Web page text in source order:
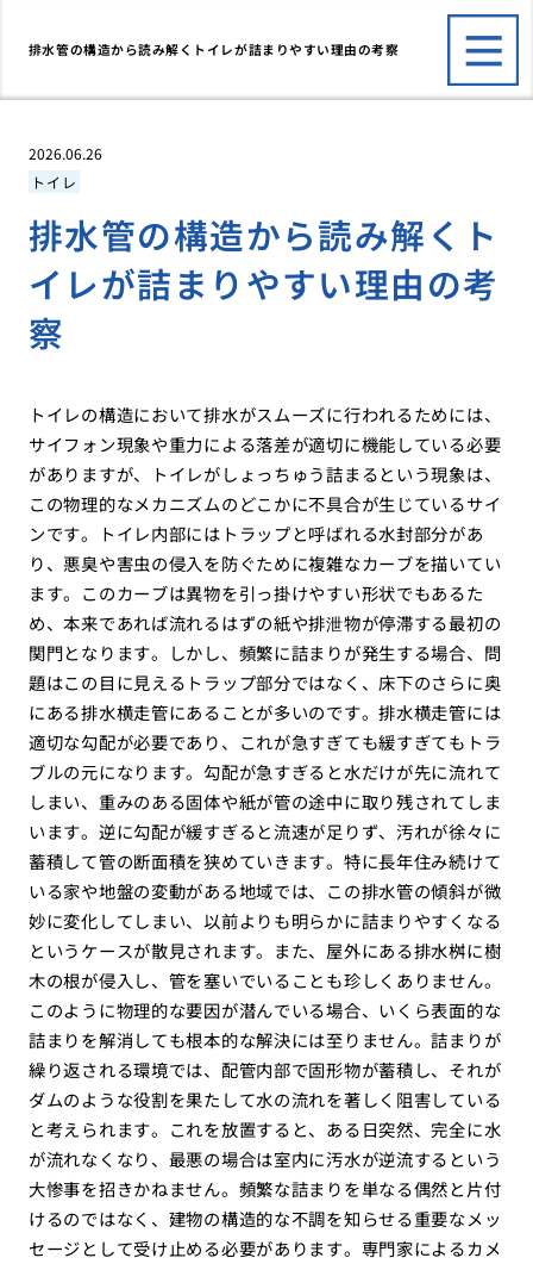
排水管の構造から読み解くトイレが詰まりやすい理由の考察
2026.06.26
トイレ
排水管の構造から読み解くト
イレが詰まりやすい理由の考
察
トイレの構造において排水がスムーズに行われるためには、
サイフォン現象や重力による落差が適切に機能している必要
がありますが、トイレがしょっちゅう詰まるという現象は、
この物理的なメカニズムのどこかに不具合が生じているサイ
ンです。トイレ内部にはトラップと呼ばれる水封部分があ
り、悪臭や害虫の侵入を防ぐために複雑なカーブを描いてい
ます。このカーブは異物を引っ掛けやすい形状でもあるた
め、本来であれば流れるはずの紙や排泄物が停滞する最初の
関門となります。しかし、頻繁に詰まりが発生する場合、問
題はこの目に見えるトラップ部分ではなく、床下のさらに奥
にある排水横走管にあることが多いのです。排水横走管には
適切な勾配が必要であり、これが急すぎても緩すぎてもトラ
ブルの元になります。勾配が急すぎると水だけが先に流れて
しまい、重みのある固体や紙が管の途中に取り残されてしま
います。逆に勾配が緩すぎると流速が足りず、汚れが徐々に
蓄積して管の断面積を狭めていきます。特に長年住み続けて
いる家や地盤の変動がある地域では、この排水管の傾斜が微
妙に変化してしまい、以前よりも明らかに詰まりやすくなる
というケースが散見されます。また、屋外にある排水桝に樹
木の根が侵入し、管を塞いでいることも珍しくありません。
このように物理的な要因が潜んでいる場合、いくら表面的な
詰まりを解消しても根本的な解決には至りません。詰まりが
繰り返される環境では、配管内部で固形物が蓄積し、それが
ダムのような役割を果たして水の流れを著しく阻害している
と考えられます。これを放置すると、ある日突然、完全に水
が流れなくなり、最悪の場合は室内に汚水が逆流するという
大惨事を招きかねません。頻繁な詰まりを単なる偶然と片付
けるのではなく、建物の構造的な不調を知らせる重要なメッ
セージとして受け止める必要があります。専門家によるカメ